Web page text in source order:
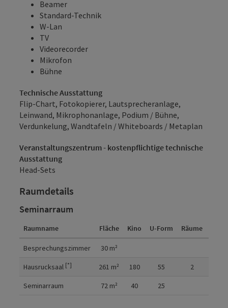
Beamer
Standard-Technik
W-Lan
TV
Videorecorder
Mikrofon
Bühne
Technische Ausstattung
Flip-Chart, Fotokopierer, Lautsprecheranlage,
Leinwand, Mikrophonanlage, Podium / Bühne,
Verdunkelung, Wandtafeln / Whiteboards / Metaplan
Veranstaltungszentrum - kostenpflichtige technische
Ausstattung
Head-Sets
Raumdetails
Seminarraum
Raumname Fläche Kino U-Form Räume
Besprechungszimmer 30m²
Hausrucksaal [*] 261 m² 180 55 2
Seminarraum 72m² 40 25